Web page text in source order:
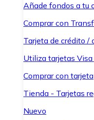
Añade fondos a tu
Comprar con
Tarjeta de crédito /
Utiliza tarjetas Visa
Comprar con tarjeta
Tienda - Tarjetas
Nuevo